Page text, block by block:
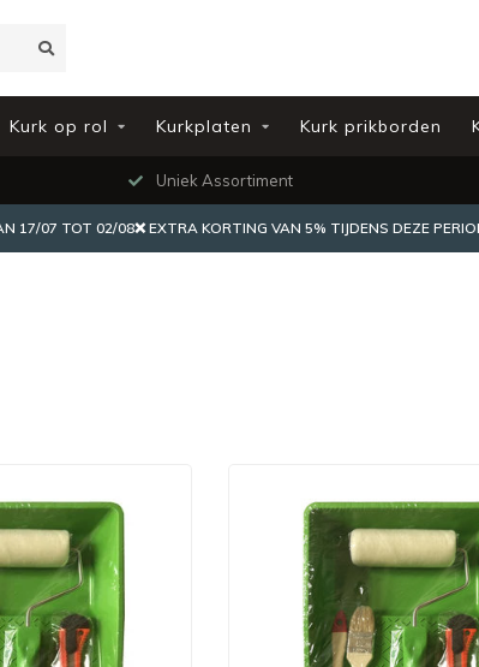
Kurk op rol Kurkplaten Kurk prikborden
Uniek Assortiment
17/07 TOT 02/08❌ EXTRA KORTING VAN 5% TIJDENS DEZE